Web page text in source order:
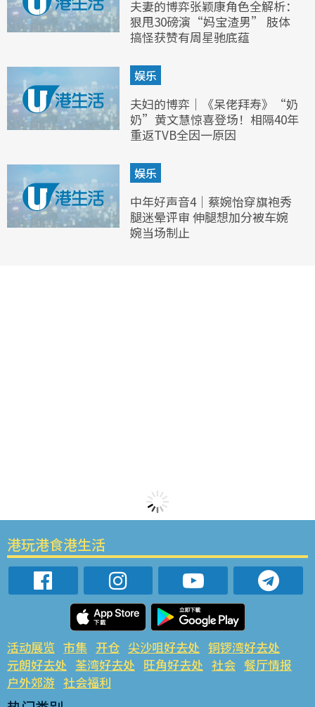
夫妻的博弈张颖康角色全解析：
狠甩30磅演“妈宝渣男” 肢体
搞怪获赞有周星驰底蕴
娱乐
夫妇的博弈｜《呆佬拜寿》“奶
奶”黄文慧惊喜登场！相隔40年
重返TVB全因一原因
娱乐
中年好声音4｜蔡婉怡穿旗袍秀
腿迷晕评审 伸腿想加分被车婉
婉当场制止
港玩港食港生活
活动展览 市集 开仓 尖沙咀好去处 铜锣湾好去处
元朗好去处 荃湾好去处 旺角好去处 社会 餐厅情报
户外郊游 社会福利